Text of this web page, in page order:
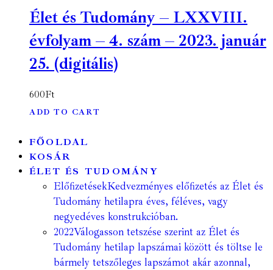
Élet és Tudomány – LXXVIII.
évfolyam – 4. szám – 2023. január
25. (digitális)
600Ft
ADD TO CART
FŐOLDAL
KOSÁR
ÉLET ÉS TUDOMÁNY
ElőfizetésekKedvezményes előfizetés az Élet és
Tudomány hetilapra éves, féléves, vagy
negyedéves konstrukcióban.
2022Válogasson tetszése szerint az Élet és
Tudomány hetilap lapszámai között és töltse le
bármely tetszőleges lapszámot akár azonnal,